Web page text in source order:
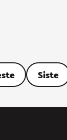
Siste